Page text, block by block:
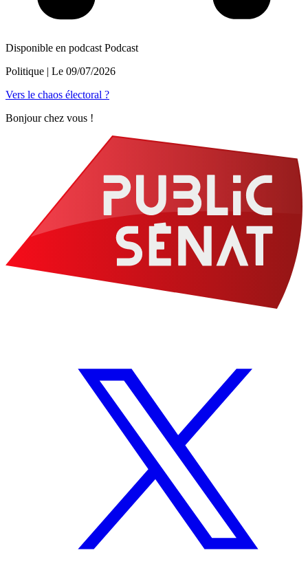
Disponible en podcast Podcast
Politique | Le 09/07/2026
Vers le chaos électoral ?
Bonjour chez vous !